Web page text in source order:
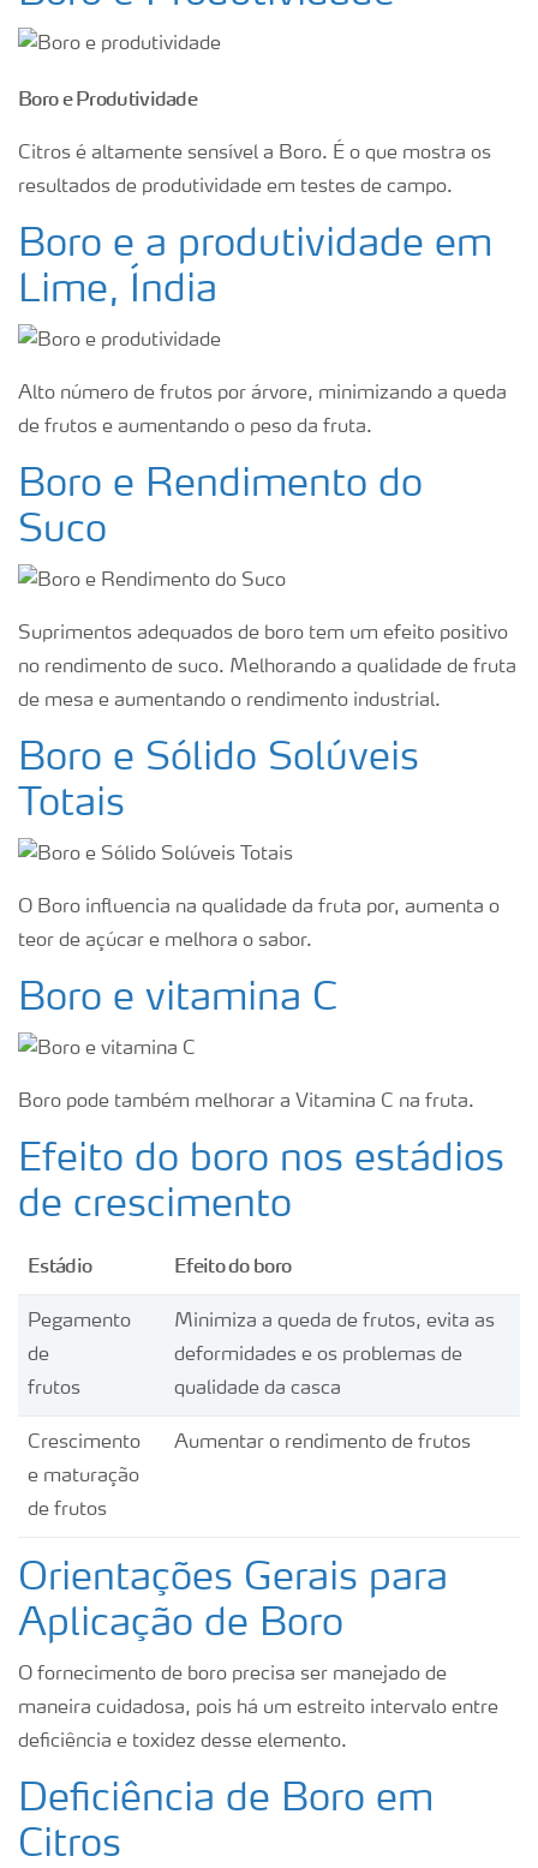
Boro e Produtividade
Citros é altamente sensível a Boro. É o que mostra os
resultados de produtividade em testes de campo.
Boro e a produtividade em
Lime, Índia
Alto número de frutos por árvore, minimizando a queda
de frutos e aumentando o peso da fruta.
Boro e Rendimento do
Suco
Suprimentos adequados de boro tem um efeito positivo
no rendimento de suco. Melhorando a qualidade de fruta
de mesa e aumentando o rendimento industrial.
Boro e Sólido Solúveis
Totais
O Boro influencia na qualidade da fruta por, aumenta o
teor de açúcar e melhora o sabor.
Boro e vitamina C
Boro pode também melhorar a Vitamina C na fruta.
Efeito do boro nos estádios
de crescimento
Estádio Efeito do boro
Pegamento
de
frutos
Minimiza a queda de frutos, evita as
deformidades e os problemas de
qualidade da casca
Crescimento
e maturação
de frutos
Aumentar o rendimento de frutos
Orientações Gerais para
Aplicação de Boro
O fornecimento de boro precisa ser manejado de
maneira cuidadosa, pois há um estreito intervalo entre
deficiência e toxidez desse elemento.
Deficiência de Boro em
Citros